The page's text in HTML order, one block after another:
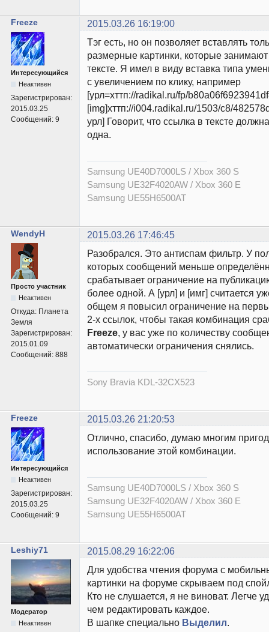
Freeze 2015.03.26 16:19:00
Интересующийся
Неактивен
Зарегистрирован:
2015.03.25
Сообщений: 9
Тэг есть, но он позволяет вставлять
размерные картинки, которые
тексте. Я имел в виду вставка типа
с увеличением по клику, например
[урл=хттп://radikal.ru/fp/
[img]хттп://i004.radikal.ru/1503/c8/
урл] Говорит, что ссылка в тексте
одна.
Samsung UE40D7000LS / Xbox 360 S
Samsung UE32F4020AW / Xbox 360 E
Samsung UE55H6500AT
WendyH 2015.03.26 17:46:45
Просто участник
Неактивен
Откуда: Планета
Земля
Зарегистрирован:
2015.01.09
Сообщений: 888
Разобрался. Это антиспам фильтр. У
которых сообщений меньше
срабатывает ограничение на
более одной. А [урл] и [имг] считается
общем я повысил ограничение на
2-х ссылок, чтобы такая комбинация
Freeze, у вас уже по количеству
автоматически ограничения снялись.
Sony Bravia KDL-32CX523
Freeze 2015.03.26 21:20:53
Интересующийся
Неактивен
Зарегистрирован:
2015.03.25
Сообщений: 9
Отлично, спасибо, думаю многим
использование этой комбинации.
Samsung UE40D7000LS / Xbox 360 S
Samsung UE32F4020AW / Xbox 360 E
Samsung UE55H6500AT
Leshiy71 2015.08.29 16:22:06
Модератор
Неактивен
Для удобства чтения форума с
картинки на форуме скрываем под
Кто не слушается, я не виноват. Легче
чем редактировать каждое.
В шапке специально Выделил.